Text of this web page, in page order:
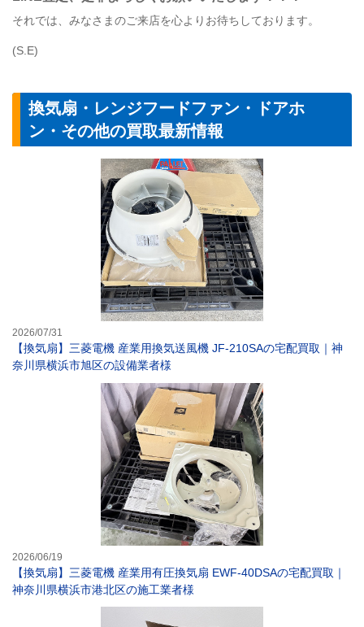
それでは、みなさまのご来店を心よりお待ちしております。
(S.E)
換気扇・レンジフードファン・ドアホ
ン・その他の買取最新情報
2026/07/31
【換気扇】三菱電機 産業用換気送風機 JF-210SAの宅配買取｜神
奈川県横浜市旭区の設備業者様
2026/06/19
【換気扇】三菱電機 産業用有圧換気扇 EWF-40DSAの宅配買取｜
神奈川県横浜市港北区の施工業者様